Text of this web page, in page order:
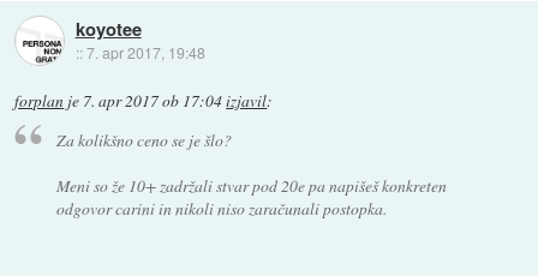
koyotee
::7. apr 2017, 19:48
forplan je 7. apr 2017 ob 17:04izjavil:
Za kolikšno ceno se je šlo?
Meni so že 10+ zadržali stvar pod 20e pa napišeš konkreten
odgovor carini in nikoli niso zaračunali postopka.